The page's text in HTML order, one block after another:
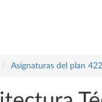
Asignaturas del plan 422